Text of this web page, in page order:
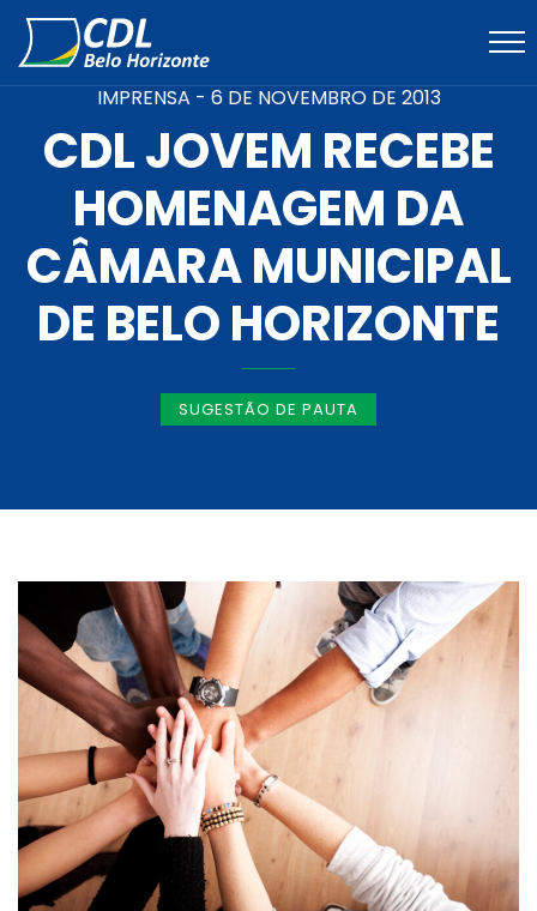
IMPRENSA - 6 DE NOVEMBRO DE 2013
CDL JOVEM RECEBE
HOMENAGEM DA
CÂMARA MUNICIPAL
DE BELO HORIZONTE
SUGESTÃO DE PAUTA